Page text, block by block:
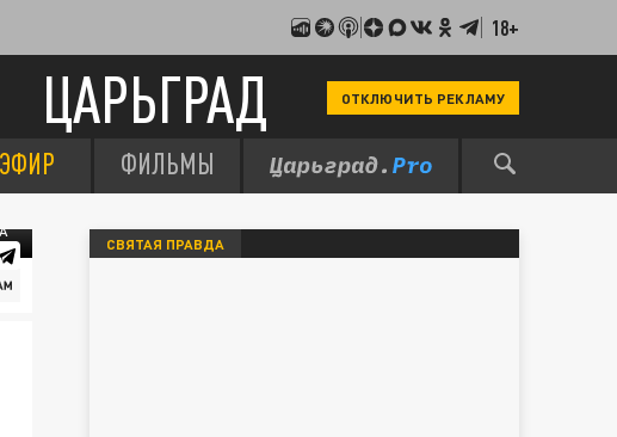
18+
ЦАРЬГРАД ОТКЛЮЧИТЬ РЕКЛАМУ
ЭФИР ФИЛЬМЫ
СВЯТАЯ ПРАВДА